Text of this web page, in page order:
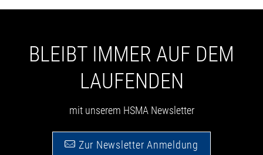
BLEIBT IMMER AUF DEM
LAUFENDEN
mit unserem HSMA Newsletter
Zur Newsletter Anmeldung